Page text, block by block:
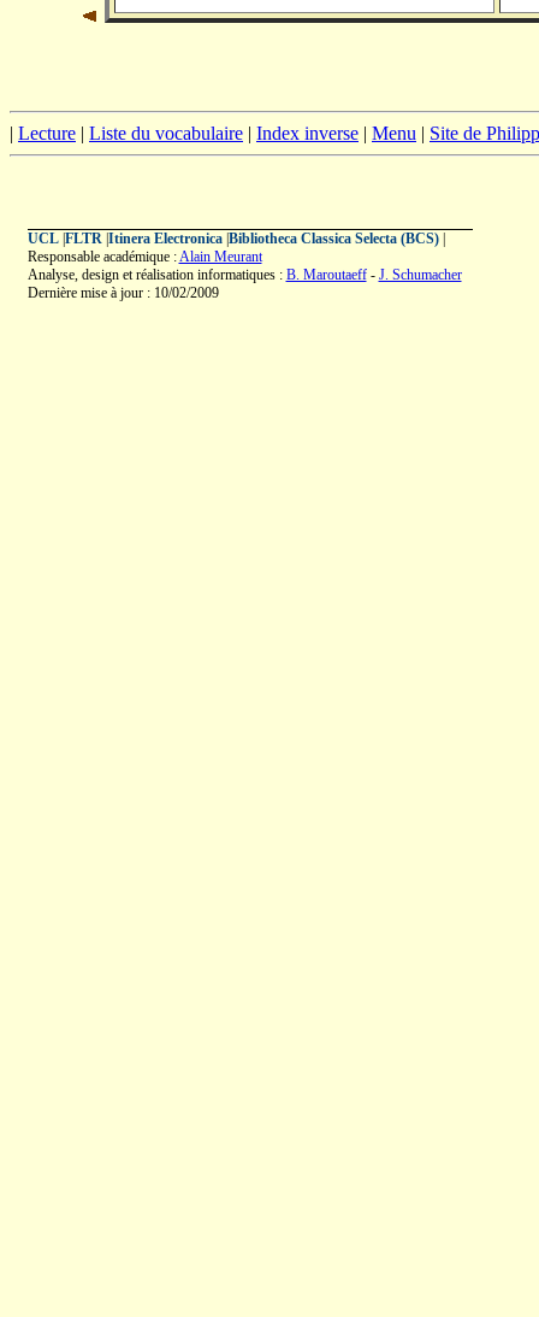
| Lecture | Liste du vocabulaire | Index inverse | Menu | Site de
UCL| FLTR| Itinera Electronica| Bibliotheca Classica Selecta (BCS)|
Responsable académique :Alain Meurant
Analyse, design et réalisation informatiques : B. Maroutaeff- J. Schumacher
Dernière mise à jour : 10/02/2009